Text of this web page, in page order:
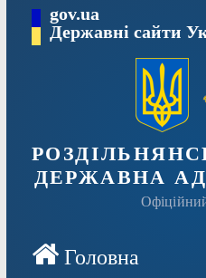
Перейтиgov.ua
Державні сайти
ДЕРЖАВНА